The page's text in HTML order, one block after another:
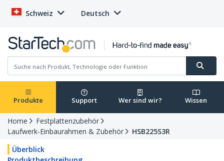
Schweiz Deutsch
Produkte Support Wer sind wir? Wissen
Home
Festplattenzubehör
Laufwerk-Einbaurahmen & Zubehör
HSB225S3R
Überblick